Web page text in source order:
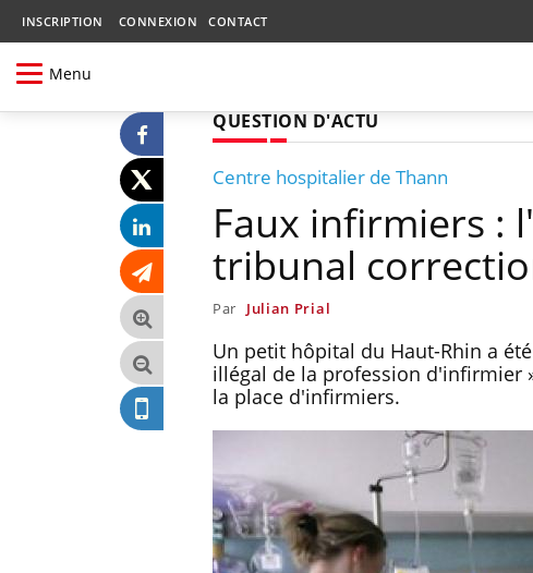
INSCRIPTION CONNEXION CONTACT
Menu
QUESTION D'ACTU
Centre hospitalier de Thann
Faux infirmiers :
tribunal
Par Julian Prial
Un petit hôpital du Haut-Rhin a
illégal de la profession d'infirmier
la place d'infirmiers.